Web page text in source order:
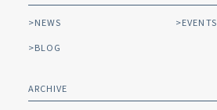
NEWS
EVENTS
BLOG
ARCHIVE